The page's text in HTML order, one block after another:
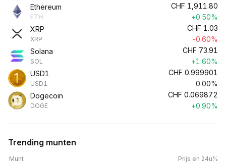
Ethereum
ETH
CHF 1,911.80
+0.50%
XRP
XRP
CHF 1.03
-0.60%
Solana
SOL
CHF 73.91
+1.60%
USD1
USD1
CHF 0.999901
0.00%
Dogecoin
DOGE
CHF 0.069872
+0.90%
Trending munten
Munt Prijs en 24u%